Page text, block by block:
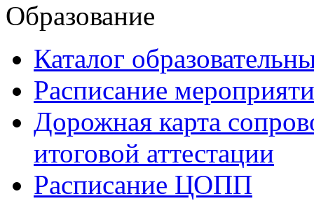
Образование
Каталог
Расписание
Дорожная карта
итоговой аттестации
Расписание ЦОПП